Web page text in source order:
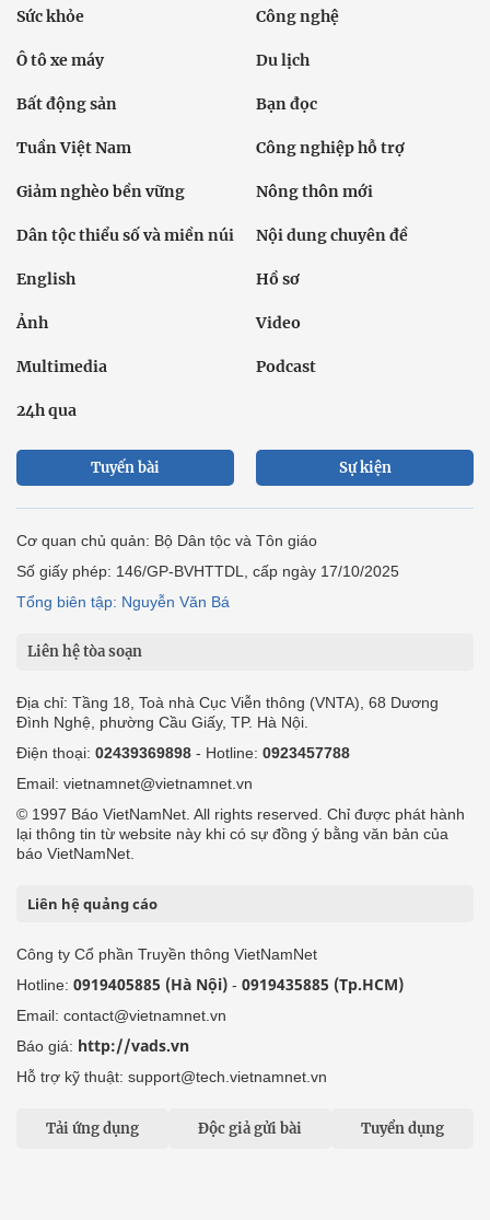
Sức khỏe Công nghệ
Ô tô xe máy Du lịch
Bất động sản Bạn đọc
Tuần Việt Nam Công nghiệp hỗ trợ
Giảm nghèo bền vững Nông thôn mới
Dân tộc thiểu số và miền núi Nội dung chuyên đề
English Hồ sơ
Ảnh Video
Multimedia Podcast
24h qua
Tuyến bài Sự kiện
Cơ quan chủ quản: Bộ Dân tộc và Tôn giáo
Số giấy phép: 146/GP-BVHTTDL, cấp ngày 17/10/2025
Tổng biên tập: Nguyễn Văn Bá
Liên hệ tòa soạn
Địa chỉ: Tầng 18, Toà nhà Cục Viễn thông (VNTA), 68 Dương
Đình Nghệ, phường Cầu Giấy, TP. Hà Nội.
Điện thoại: 02439369898 - Hotline: 0923457788
Email: vietnamnet@vietnamnet.vn
© 1997 Báo VietNamNet. All rights reserved. Chỉ được phát hành
lại thông tin từ website này khi có sự đồng ý bằng văn bản của
báo VietNamNet.
Liên hệ quảng cáo
Công ty Cổ phần Truyền thông VietNamNet
Hotline: 0919405885 (Hà Nội) - 0919435885 (Tp.HCM)
Email: contact@vietnamnet.vn
Báo giá: http://vads.vn
Hỗ trợ kỹ thuật: support@tech.vietnamnet.vn
Tải ứng dụng Độc giả gửi bài Tuyển dụng